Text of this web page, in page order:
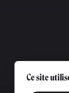
Ce site